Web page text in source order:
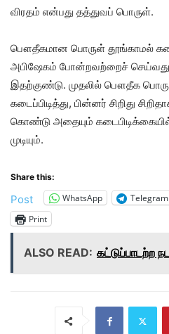
விரதம் என்பது தத்துவப் பொருள்.
பௌதீகமான பொருள் தூங்காமல் கண்
அபிஷேகம் போன்றவற்றைச்
இதற்குண்டு. முதலில் பௌதீக
கடைப்பிடித்து, பின்னர் சிறிது
கொண்டு அதையும்
முடியும்.
Share this:
Post WhatsApp Telegram
Print
ALSO READ: கட்டுப்பாடற்ற